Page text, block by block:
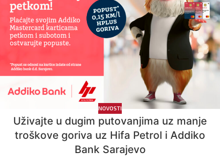
NOVOSTI
Uživajte u dugim putovanjima uz manje
troškove goriva uz Hifa Petrol i Addiko
Bank Sarajevo